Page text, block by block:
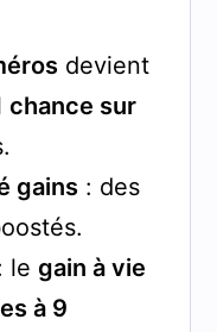
devient
chance sur
gains: des
le gain à vie
à 9